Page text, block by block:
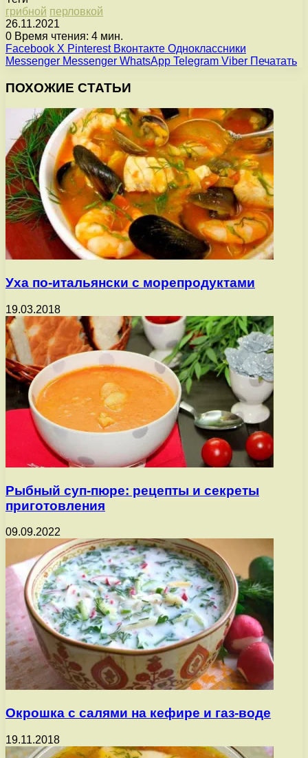
грибной перловкой
26.11.2021
0 Время чтения: 4 мин.
Facebook X Pinterest Вконтакте Одноклассники
Messenger Messenger WhatsApp Telegram Viber Печатать
ПОХОЖИЕ СТАТЬИ
Уха по-итальянски с морепродуктами
19.03.2018
Рыбный суп-пюре: рецепты и секреты
приготовления
09.09.2022
Окрошка с салями на кефире и газ-воде
19.11.2018